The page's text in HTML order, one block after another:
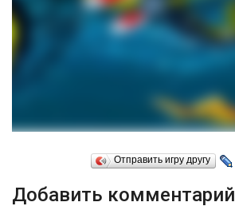
Отправить игру другу
Добавить комментарий